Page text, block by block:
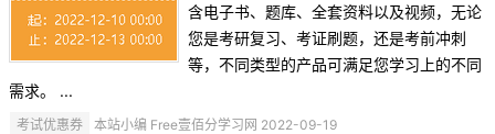
含电子书、题库、全套资料以及视频，无论
您是考研复习、考证刷题，还是考前冲刺
等，不同类型的产品可满足您学习上的不同
需求。 ...
考试优惠券 本站小编 Free壹佰分学习网 2022-09-19